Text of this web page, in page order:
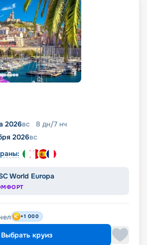
2026вс 8 дн/7 нч
2026вс
World Europa
+1 000
Выбрать круиз